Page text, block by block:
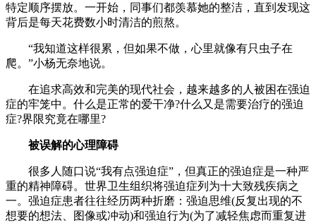
特定顺序摆放。一开始，同事们都羡慕她的整洁，直到发现这
背后是每天花费数小时清洁的煎熬。
“我知道这样很累，但如果不做，心里就像有只虫子在
爬。”小杨无奈地说。
在追求高效和完美的现代社会，越来越多的人被困在强迫
症的牢笼中。什么是正常的爱干净?什么又是需要治疗的强迫
症?界限究竟在哪里?
被误解的心理障碍
很多人随口说“我有点强迫症”，但真正的强迫症是一种严
重的精神障碍。世界卫生组织将强迫症列为十大致残疾病之
一。强迫症患者往往经历两种折磨：强迫思维(反复出现的不
想要的想法、图像或冲动)和强迫行为(为了减轻焦虑而重复进